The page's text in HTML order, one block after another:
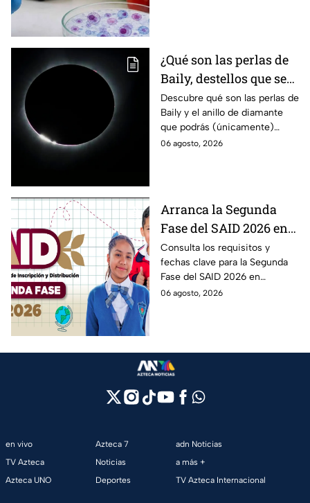
¿Qué son las perlas de
Baily, destellos que se
podrán ver
ÚNICAMENTE durante
el eclipse solar 2026 del
12 de agosto?
Descubre qué son las perlas de
Baily y el anillo de diamante
que podrás (únicamente)
observar durante el eclipse
06 agosto, 2026
Arranca la Segunda
Fase del SAID 2026 en
Edomex para grados
intermedios: Fechas
clave y requisitos para
cambios de escuela
Consulta los requisitos y
fechas clave para la Segunda
Fase del SAID 2026 en
Edomex y asegura el traslado
06 agosto, 2026
en vivo
TV Azteca
Azteca UNO
Azteca 7
Noticias
Deportes
adn Noticias
a más +
TV Azteca Internacional